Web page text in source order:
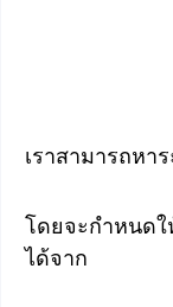
เราสามารถหา
โดยจะกำหนดใ
ได้จาก